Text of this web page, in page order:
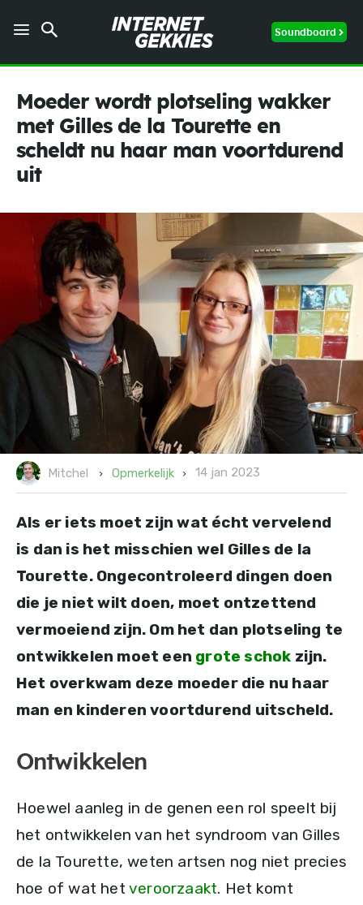
Soundboard
Moeder wordt plotseling wakker
met Gilles de la Tourette en
scheldt nu haar man voortdurend
uit
Mitchel Opmerkelijk 14 jan 2023
Als er iets moet zijn wat écht vervelend
is dan is het misschien wel Gilles de la
Tourette. Ongecontroleerd dingen doen
die je niet wilt doen, moet ontzettend
vermoeiend zijn. Om het dan plotseling te
ontwikkelen moet een grote schok zijn.
Het overkwam deze moeder die nu haar
man en kinderen voortdurend uitscheld.
Ontwikkelen
Hoewel aanleg in de genen een rol speelt bij
het ontwikkelen van het syndroom van Gilles
de la Tourette, weten artsen nog niet precies
hoe of wat het veroorzaakt. Het komt